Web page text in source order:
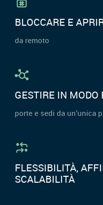
BLOCCARE E
da remoto
GESTIRE IN
porte e sedi da un’unica
FLESSIBILITÀ,
SCALABILITÀ